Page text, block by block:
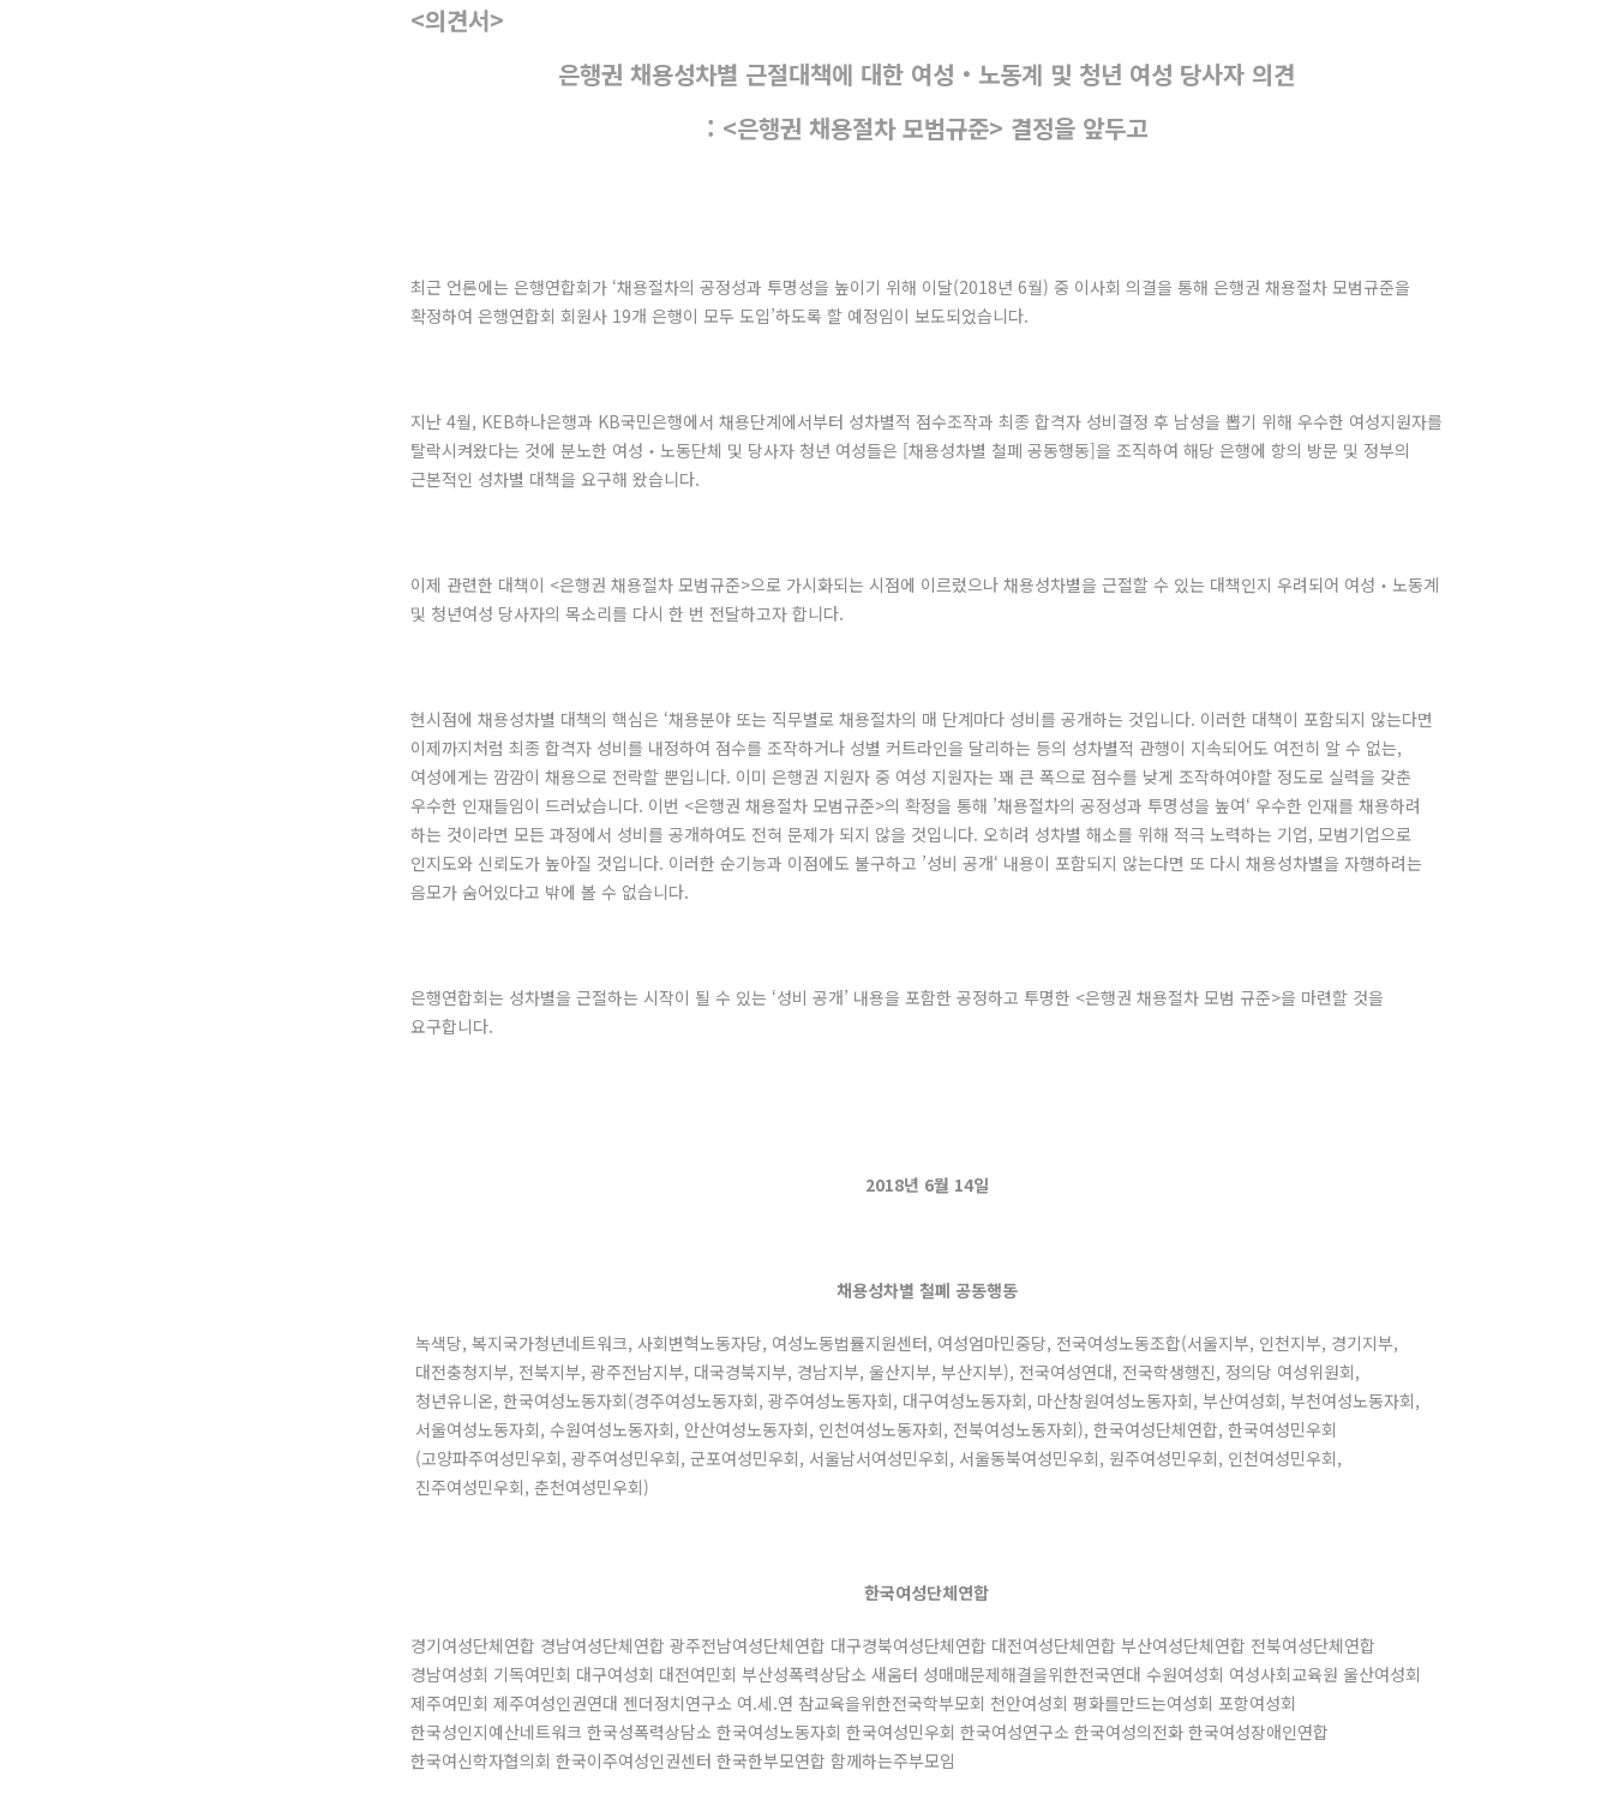
<의견서>
은행권 채용성차별 근절대책에 대한 여성‧노동계 및 청년 여성 당사자 의견
: <은행권 채용절차 모범규준> 결정을 앞두고
최근 언론에는 은행연합회가 ‘채용절차의 공정성과 투명성을 높이기 위해 이달(2018년 6월) 중 이사회 의결을 통해 은행권 채용절차 모범규준을
확정하여 은행연합회 회원사 19개 은행이 모두 도입’하도록 할 예정임이 보도되었습니다.
지난 4월, KEB하나은행과 KB국민은행에서 채용단계에서부터 성차별적 점수조작과 최종 합격자 성비결정 후 남성을 뽑기 위해 우수한 여성지원자를
탈락시켜왔다는 것에 분노한 여성‧노동단체 및 당사자 청년 여성들은 [채용성차별 철폐 공동행동]을 조직하여 해당 은행에 항의 방문 및 정부의
근본적인 성차별 대책을 요구해 왔습니다.
이제 관련한 대책이 <은행권 채용절차 모범규준>으로 가시화되는 시점에 이르렀으나 채용성차별을 근절할 수 있는 대책인지 우려되어 여성‧노동계
및 청년여성 당사자의 목소리를 다시 한 번 전달하고자 합니다.
현시점에 채용성차별 대책의 핵심은 ‘채용분야 또는 직무별로 채용절차의 매 단계마다 성비를 공개하는 것입니다. 이러한 대책이 포함되지 않는다면
이제까지처럼 최종 합격자 성비를 내정하여 점수를 조작하거나 성별 커트라인을 달리하는 등의 성차별적 관행이 지속되어도 여전히 알 수 없는,
여성에게는 깜깜이 채용으로 전락할 뿐입니다. 이미 은행권 지원자 중 여성 지원자는 꽤 큰 폭으로 점수를 낮게 조작하여야할 정도로 실력을 갖춘
우수한 인재들임이 드러났습니다. 이번 <은행권 채용절차 모범규준>의 확정을 통해 ’채용절차의 공정성과 투명성을 높여‘ 우수한 인재를 채용하려
하는 것이라면 모든 과정에서 성비를 공개하여도 전혀 문제가 되지 않을 것입니다. 오히려 성차별 해소를 위해 적극 노력하는 기업, 모범기업으로
인지도와 신뢰도가 높아질 것입니다. 이러한 순기능과 이점에도 불구하고 ’성비 공개‘ 내용이 포함되지 않는다면 또 다시 채용성차별을 자행하려는
음모가 숨어있다고 밖에 볼 수 없습니다.
은행연합회는 성차별을 근절하는 시작이 될 수 있는 ‘성비 공개’ 내용을 포함한 공정하고 투명한 <은행권 채용절차 모범 규준>을 마련할 것을
요구합니다.
2018년 6월 14일
채용성차별 철폐 공동행동
녹색당, 복지국가청년네트워크, 사회변혁노동자당, 여성노동법률지원센터, 여성엄마민중당, 전국여성노동조합(서울지부, 인천지부, 경기지부,
대전충청지부, 전북지부, 광주전남지부, 대국경북지부, 경남지부, 울산지부, 부산지부), 전국여성연대, 전국학생행진, 정의당 여성위원회,
청년유니온, 한국여성노동자회(경주여성노동자회, 광주여성노동자회, 대구여성노동자회, 마산창원여성노동자회, 부산여성회, 부천여성노동자회,
서울여성노동자회, 수원여성노동자회, 안산여성노동자회, 인천여성노동자회, 전북여성노동자회), 한국여성단체연합, 한국여성민우회
(고양파주여성민우회, 광주여성민우회, 군포여성민우회, 서울남서여성민우회, 서울동북여성민우회, 원주여성민우회, 인천여성민우회,
진주여성민우회, 춘천여성민우회)
한국여성단체연합
경기여성단체연합 경남여성단체연합 광주전남여성단체연합 대구경북여성단체연합 대전여성단체연합 부산여성단체연합 전북여성단체연합
경남여성회 기독여민회 대구여성회 대전여민회 부산성폭력상담소 새움터 성매매문제해결을위한전국연대 수원여성회 여성사회교육원 울산여성회
제주여민회 제주여성인권연대 젠더정치연구소 여.세.연 참교육을위한전국학부모회 천안여성회 평화를만드는여성회 포항여성회
한국성인지예산네트워크 한국성폭력상담소 한국여성노동자회 한국여성민우회 한국여성연구소 한국여성의전화 한국여성장애인연합
한국여신학자협의회 한국이주여성인권센터 한국한부모연합 함께하는주부모임